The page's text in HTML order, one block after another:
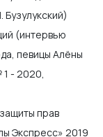
(интервью
певицы Алёны
- 2020,
прав
Экспресс» 2019